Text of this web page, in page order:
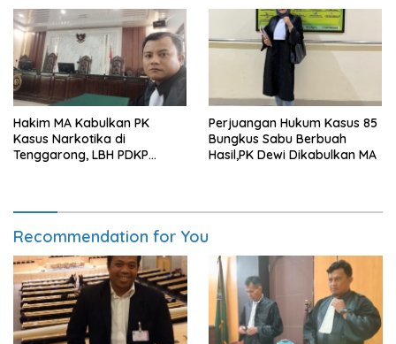
Hakim MA Kabulkan PK
Kasus Narkotika di
Tenggarong, LBH PDKP
Perjuangan Hukum Kasus 85
Bungkus Sabu Berbuah
Hasil,PK Dewi Dikabulkan MA
Recommendation for You